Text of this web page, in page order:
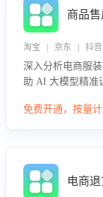
商品
淘宝 | 京东 | 抖
深入分析电商服
助 AI 大模型精准
商家优化产品或
免费开通，按量
电商